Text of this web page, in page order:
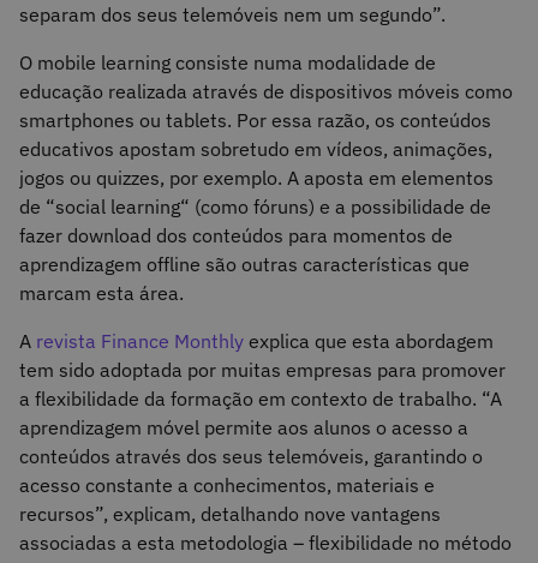
separam dos seus telemóveis nem um segundo”.
O mobile learning consiste numa modalidade de
educação realizada através de dispositivos móveis como
smartphones ou tablets. Por essa razão, os conteúdos
educativos apostam sobretudo em vídeos, animações,
jogos ou quizzes, por exemplo. A aposta em elementos
de “social learning“ (como fóruns) e a possibilidade de
fazer download dos conteúdos para momentos de
aprendizagem offline são outras características que
marcam esta área.
A revista Finance Monthly explica que esta abordagem
tem sido adoptada por muitas empresas para promover
a flexibilidade da formação em contexto de trabalho. “A
aprendizagem móvel permite aos alunos o acesso a
conteúdos através dos seus telemóveis, garantindo o
acesso constante a conhecimentos, materiais e
recursos”, explicam, detalhando nove vantagens
associadas a esta metodologia – flexibilidade no método